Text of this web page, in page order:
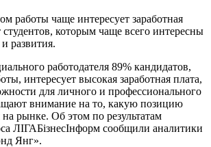
работы чаще интересует заработная
студентов, которым чаще всего интересны
развития.
работодателя 89% кандидатов,
интересует высокая заработная плата,
для личного и профессионального
внимание на то, какую позицию
рынке. Об этом по результатам
ЛІГАБізнесІнформ сообщили аналитики
Янг».